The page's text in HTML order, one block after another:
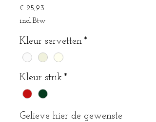
€ 25,93
incl.Btw
Kleur servetten *
Kleur strik *
Gelieve hier de gewenste